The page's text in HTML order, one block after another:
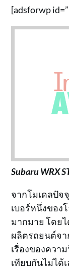
[adsforwp
Subaru WRX
จากโมเดลปัจ
เบอร์หนึ่งของ
มากมาย โดย
ผลิตรถยนต์จา
เรื่องของควา
เทียบกันไม่ได้